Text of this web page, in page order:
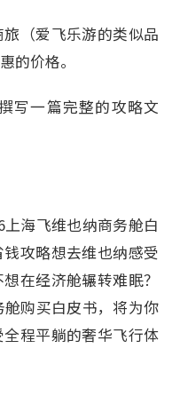
（爱飞乐游的类似品
的价格。
写一篇完整的攻略文
海飞维也纳商务舱白
攻略想去维也纳感受
在经济舱辗转难眠？
购买白皮书，将为你
程平躺的奢华飞行体